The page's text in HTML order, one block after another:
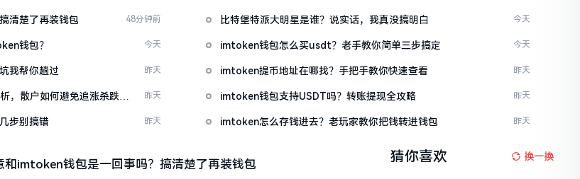
清楚了再装钱包 48分钟前
钱包？ 今天
我帮你趟过 昨天
，散户如何避免追涨杀跌被
昨天
步别搞错 昨天
比特堡特派大明星是谁？说实话，我真没搞明白 今天
imtoken钱包怎么买usdt？老手教你简单三步搞定 今天
imtoken提币地址在哪找？手把手教你快速查看 昨天
imtoken钱包支持USDT吗？转账提现全攻略 昨天
imtoken怎么存钱进去？老玩家教你把钱转进钱包 昨天
和imtoken钱包是一回事吗？搞清楚了再装钱包 猜你喜欢 换一换